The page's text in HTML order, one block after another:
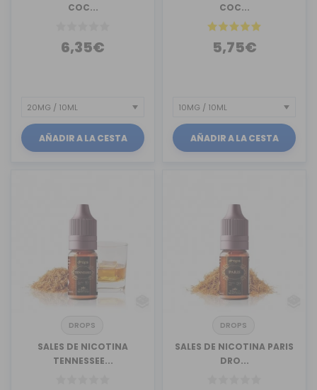
COC...
6,35€
AÑADIR A LA CESTA
COC...
5,75€
AÑADIR A LA CESTA
DROPS
SALES DE NICOTINA
TENNESSEE...
DROPS
SALES DE NICOTINA PARIS
DRO...